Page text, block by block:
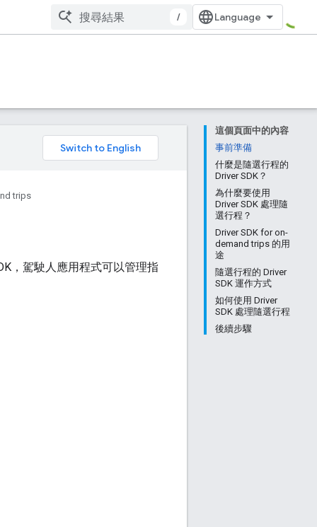
/
這個頁面中的內容
事前準備
什麼是隨選行程的
Driver SDK？
為什麼要使用
Driver SDK 處理隨
選行程？
Driver SDK for on-
demand trips 的用
途
隨選行程的 Driver
SDK 運作方式
如何使用 Driver
SDK 處理隨選行程
後續步驟
trips
，駕駛人應用程式可以管理指